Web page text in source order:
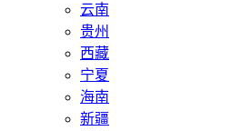
云南
贵州
西藏
宁夏
海南
新疆